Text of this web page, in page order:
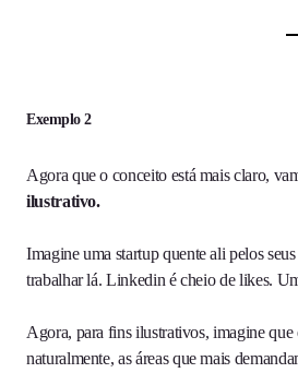
Exemplo 2
Agora que o conceito está mais claro,
ilustrativo.
Imagine uma startup quente ali pelos
trabalhar lá. Linkedin é cheio de likes.
Agora, para fins ilustrativos, imagine que
naturalmente, as áreas que mais